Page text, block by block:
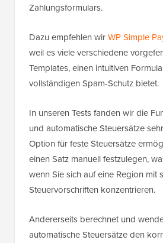
Zahlungsformulars.
Dazu empfehlen wirWP Simple
weil es viele verschiedene
Templates, einen intuitiven
vollständigen Spam-Schutz bietet.
In unseren Tests fanden wir die
und automatische Steuersätze
Option für feste Steuersätze
einen Satz manuell festzulegen,
wenn Sie sich auf eine Region mit
Steuervorschriften konzentrieren.
Andererseits berechnet und
automatische Steuersätze den